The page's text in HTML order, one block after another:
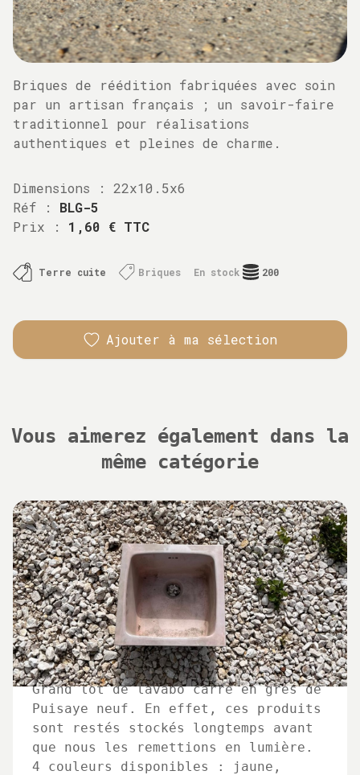
Briques de réédition fabriquées avec soin
par un artisan français ; un savoir-faire
traditionnel pour réalisations
authentiques et pleines de charme.
Dimensions :
22x10.5x6
Réf : BLG-5
Prix : 1,60 € TTC
Terre cuite Briques En stock 200
Ajouter à ma sélection
Vous aimerez également dans la
même catégorie
Grand lot de lavabo carré en grès de
Puisaye neuf. En effet, ces produits
sont restés stockés longtemps avant
que nous les remettions en lumière.
4 couleurs disponibles : jaune,